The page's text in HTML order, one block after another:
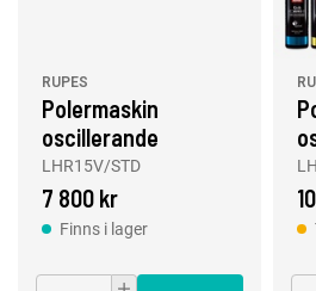
RUPES
Polermaskin
oscillerande
LHR15V, 125 mm,
STD-kit
LHR15V/STD
7 800 kr
Finns i lager